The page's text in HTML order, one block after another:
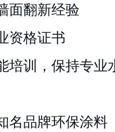
面翻新经验
资格证书
培训，保持专业
名品牌环保涂料